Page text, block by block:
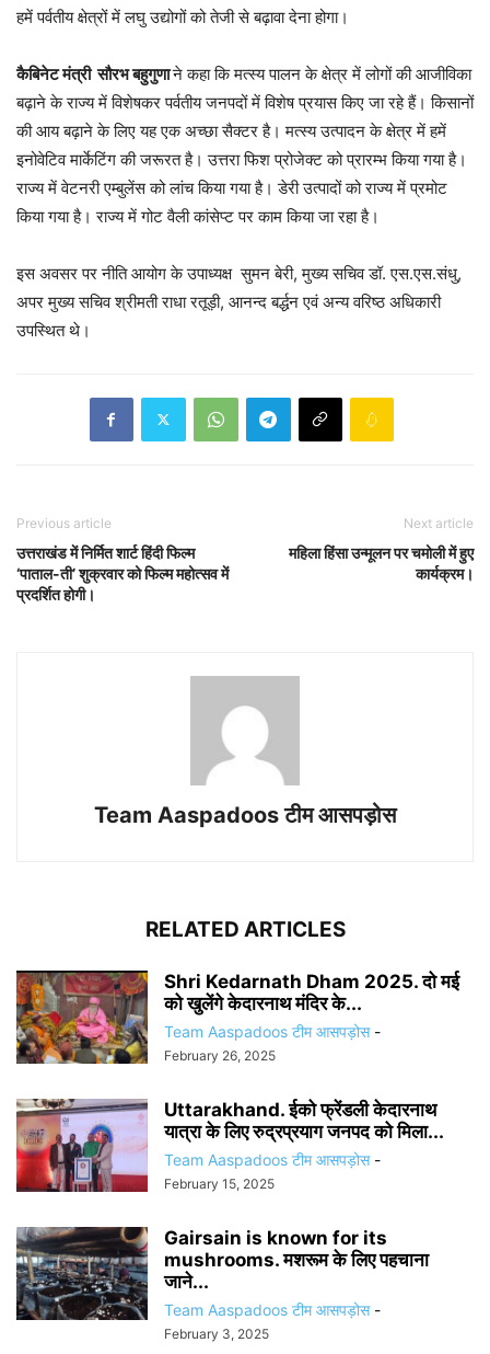
हमें पर्वतीय क्षेत्रों में लघु उद्योगों को तेजी से बढ़ावा देना होगा।
कैबिनेट मंत्री सौरभ बहुगुणाने कहा कि मत्स्य पालन के क्षेत्र में लोगों की आजीविका
बढ़ाने के राज्य में विशेषकर पर्वतीय जनपदों में विशेष प्रयास किए जा रहे हैं। किसानों
की आय बढ़ाने के लिए यह एक अच्छा सैक्टर है। मत्स्य उत्पादन के क्षेत्र में हमें
इनोवेटिव मार्केटिंग की जरूरत है। उत्तरा फिश प्रोजेक्ट को प्रारम्भ किया गया है।
राज्य में वेटनरी एम्बुलेंस को लांच किया गया है। डेरी उत्पादों को राज्य में प्रमोट
किया गया है। राज्य में गोट वैली कांसेप्ट पर काम किया जा रहा है।
इस अवसर पर नीति आयोग के उपाध्यक्ष सुमन बेरी, मुख्य सचिव डॉ. एस.एस.संधु,
अपर मुख्य सचिव श्रीमती राधा रतूड़ी, आनन्द बर्द्धन एवं अन्य वरिष्ठ अधिकारी
उपस्थित थे।
Previous article
उत्तराखंड में निर्मित शार्ट हिंदी फिल्म
‘पाताल-ती’ शुक्रवार को फिल्म महोत्सव में
प्रदर्शित होगी।
Next article
महिला हिंसा उन्मूलन पर चमोली में हुए
कार्यक्रम।
Team Aaspadoos टीम आसपड़ोस
RELATED ARTICLES
Shri Kedarnath Dham 2025. दो मई
को खुलेंगे केदारनाथ मंदिर के...
Team Aaspadoos टीम आसपड़ोस -
February 26, 2025
Uttarakhand. ईको फ्रेंडली केदारनाथ
यात्रा के लिए रुद्रप्रयाग जनपद को मिला...
Team Aaspadoos टीम आसपड़ोस -
February 15, 2025
Gairsain is known for its
mushrooms. मशरूम के लिए पहचाना
जाने...
Team Aaspadoos टीम आसपड़ोस -
February 3, 2025